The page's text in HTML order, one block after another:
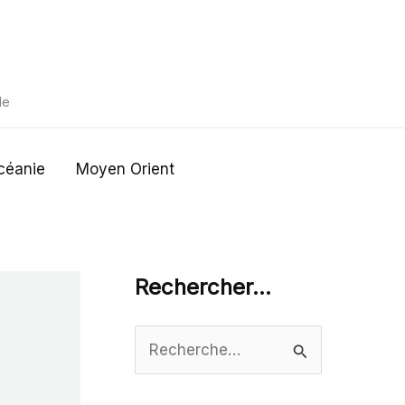
Moyen Orient
Rechercher…
e